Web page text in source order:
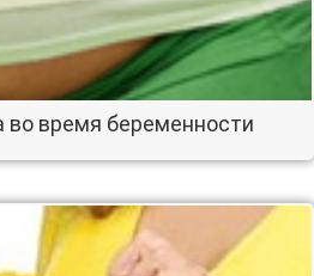
во время беременности